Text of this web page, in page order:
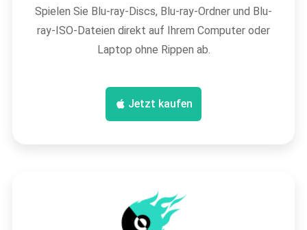
Spielen Sie Blu-ray-Discs, Blu-ray-Ordner und Blu-
ray-ISO-Dateien direkt auf Ihrem Computer oder
Laptop ohne Rippen ab.
Jetzt kaufen